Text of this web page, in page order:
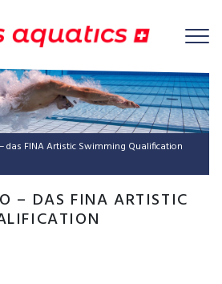
das FINA Artis­tic Swim­ming Qua­li­fi­ca­ti­on
– DAS FINA ARTISTIC